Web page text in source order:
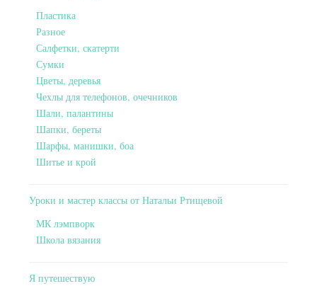
Пластика
Разное
Салфетки, скатерти
Сумки
Цветы, деревья
Чехлы для телефонов, очечников
Шали, палантины
Шапки, береты
Шарфы, манишки, боа
Шитье и крой
Уроки и мастер классы от Натальи Ртищевой
МК лэмпворк
Школа вязания
Я путешествую